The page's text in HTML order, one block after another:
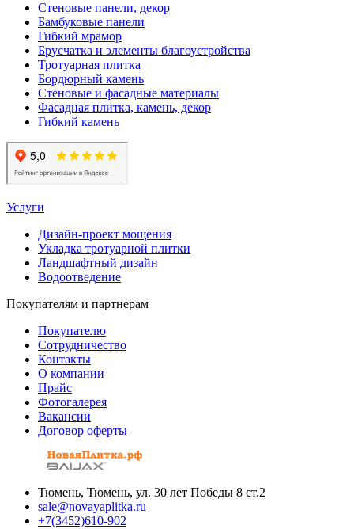
Стеновые панели, декор
Бамбуковые панели
Гибкий мрамор
Брусчатка и элементы благоустройства
Тротуарная плитка
Бордюрный камень
Стеновые и фасадные материалы
Фасадная плитка, камень, декор
Гибкий камень
Услуги
Дизайн-проект мощения
Укладка тротуарной плитки
Ландшафтный дизайн
Водоотведение
Покупателям и партнерам
Покупателю
Сотрудничество
Контакты
О компании
Прайс
Фотогалерея
Вакансии
Договор оферты
Тюмень, Тюмень, ул. 30 лет Победы 8 ст.2
sale@novayaplitka.ru
+7(3452)610-902